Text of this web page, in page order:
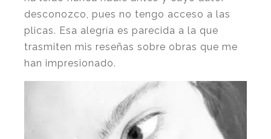
desconozco, pues no tengo acceso a las
plicas. Esa alegría es parecida a la que
trasmiten mis reseñas sobre obras que me
han impresionado.